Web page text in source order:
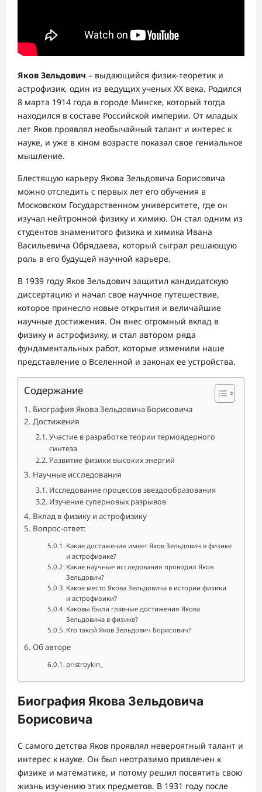
Яков Зельдович – выдающийся физик-теоретик и
астрофизик, один из ведущих ученых XX века. Родился
8 марта 1914 года в городе Минске, который тогда
находился в составе Российской империи. От младых
лет Яков проявлял необычайный талант и интерес к
науке, и уже в юном возрасте показал свое гениальное
мышление.
Блестящую карьеру Якова Зельдовича Борисовича
можно отследить с первых лет его обучения в
Московском Государственном университете, где он
изучал нейтронной физику и химию. Он стал одним из
студентов знаменитого физика и химика Ивана
Васильевича Обрядаева, который сыграл решающую
роль в его будущей научной карьере.
В 1939 году Яков Зельдович защитил кандидатскую
диссертацию и начал свое научное путешествие,
которое принесло новые открытия и величайшие
научные достижения. Он внес огромный вклад в
физику и астрофизику, и стал автором ряда
фундаментальных работ, которые изменили наше
представление о Вселенной и законах ее устройства.
Содержание
Биография Якова Зельдовича Борисовича
Достижения
Участие в разработке теории термоядерного
синтеза
Развитие физики высоких энергий
Научные исследования
Исследование процессов звездообразования
Изучение суперновых разрывов
Вклад в физику и астрофизику
Вопрос-ответ:
Какие достижения имеет Яков Зельдович в физике
и астрофизике?
Какие научные исследования проводил Яков
Зельдович?
Какое место Якова Зельдовича в истории физики
и астрофизики?
Каковы были главные достижения Якова
Зельдовича в физике?
Кто такой Яков Зельдович Борисович?
Об авторе
pristroykin_
Биография Якова Зельдовича
Борисовича
С самого детства Яков проявлял невероятный талант и
интерес к науке. Он был неотразимо привлечен к
физике и математике, и потому решил посвятить свою
жизнь изучению этих предметов. В 1931 году после